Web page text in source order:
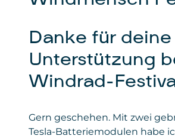
Danke für deine
Unterstützung
Windrad-
Gern geschehen. Mit zwei
Tesla-Batteriemodulen habe